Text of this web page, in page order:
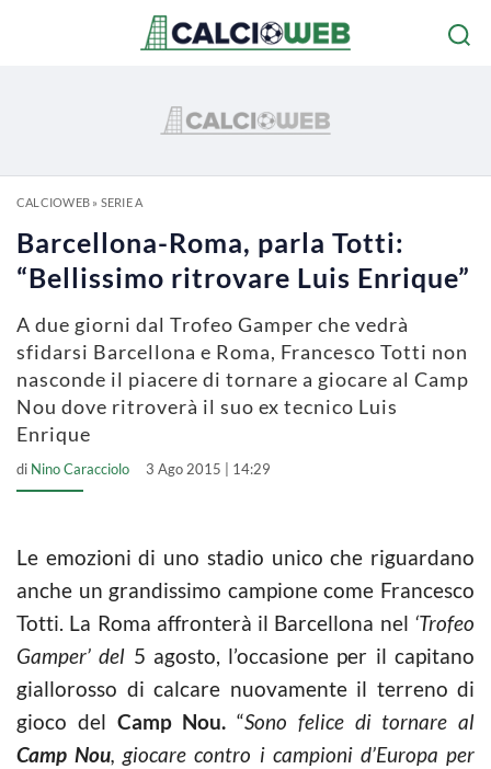
CALCIOWEB» SERIE A
Barcellona-Roma, parla Totti:
“Bellissimo ritrovare Luis Enrique”
A due giorni dal Trofeo Gamper che vedrà
sfidarsi Barcellona e Roma, Francesco Totti non
nasconde il piacere di tornare a giocare al Camp
Nou dove ritroverà il suo ex tecnico Luis
Enrique
di Nino Caracciolo 3 Ago 2015 | 14:29
Le emozioni di uno stadio unico che riguardano
anche un grandissimo campione come Francesco
Totti. La Roma affronterà il Barcellona nel ‘Trofeo
Gamper’ del 5 agosto, l’occasione per il capitano
giallorosso di calcare nuovamente il terreno di
gioco del Camp Nou. “Sono felice di tornare al
Camp Nou, giocare contro i campioni d’Europa per